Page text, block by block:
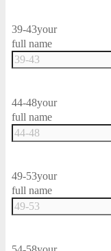
39-43your
full name
44-48your
full name
49-53your
full name